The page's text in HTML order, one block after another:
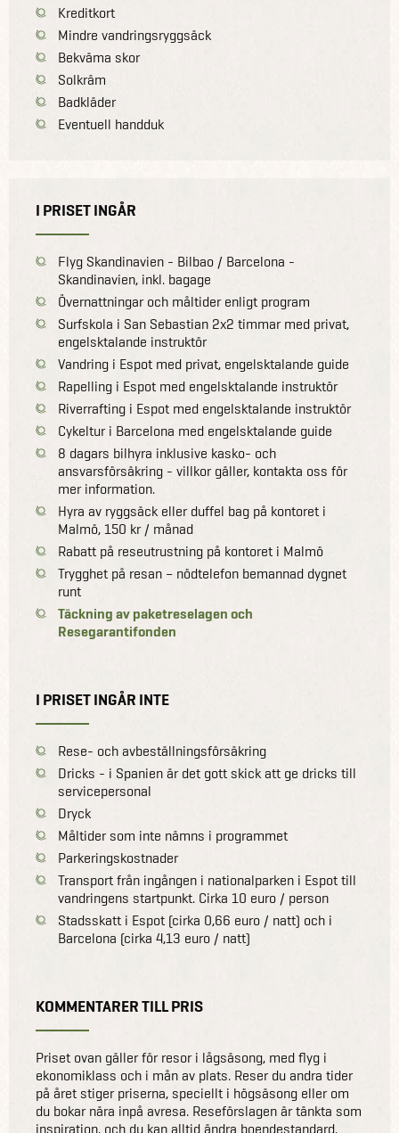
Kreditkort
Mindre vandringsryggsäck
Bekväma skor
Solkräm
Badkläder
Eventuell handduk
I PRISET INGÅR
Flyg Skandinavien - Bilbao / Barcelona -
Skandinavien, inkl. bagage
Övernattningar och måltider enligt program
Surfskola i San Sebastian 2x2 timmar med privat,
engelsktalande instruktör
Vandring i Espot med privat, engelsktalande guide
Rapelling i Espot med engelsktalande instruktör
Riverrafting i Espot med engelsktalande instruktör
Cykeltur i Barcelona med engelsktalande guide
8 dagars bilhyra inklusive kasko- och
ansvarsförsäkring - villkor gäller, kontakta oss för
mer information.
Hyra av ryggsäck eller duffel bag på kontoret i
Malmö, 150 kr / månad
Rabatt på reseutrustning på kontoret i Malmö
Trygghet på resan – nödtelefon bemannad dygnet
runt
Täckning av paketreselagen och
Resegarantifonden
I PRISET INGÅR INTE
Rese- och avbeställningsförsäkring
Dricks - i Spanien är det gott skick att ge dricks till
servicepersonal
Dryck
Måltider som inte nämns i programmet
Parkeringskostnader
Transport från ingången i nationalparken i Espot till
vandringens startpunkt. Cirka 10 euro / person
Stadsskatt i Espot (cirka 0,66 euro / natt) och i
Barcelona (cirka 4,13 euro / natt)
KOMMENTARER TILL PRIS
Priset ovan gäller för resor i lågsäsong, med flyg i
ekonomiklass och i mån av plats. Reser du andra tider
på året stiger priserna, speciellt i högsäsong eller om
du bokar nära inpå avresa. Reseförslagen är tänkta som
inspiration, och du kan alltid ändra boendestandard,